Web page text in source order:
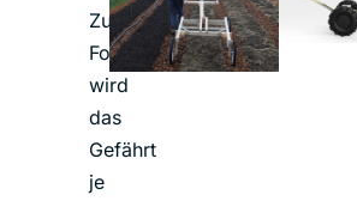
Zur
Fortbewegung
wird
das
Gefährt
je